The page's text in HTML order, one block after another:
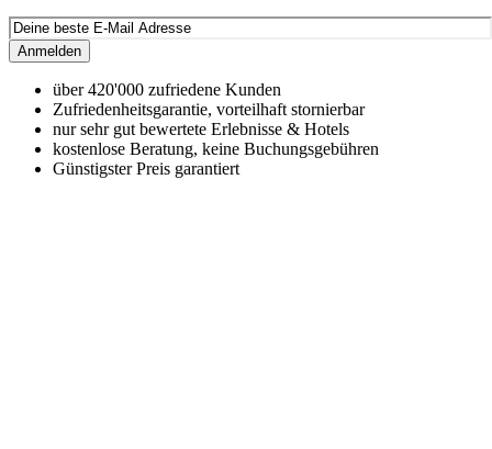
Anmelden
über 420'000 zufriedene Kunden
Zufriedenheitsgarantie, vorteilhaft stornierbar
nur sehr gut bewertete Erlebnisse & Hotels
kostenlose Beratung, keine Buchungsgebühren
Günstigster Preis garantiert